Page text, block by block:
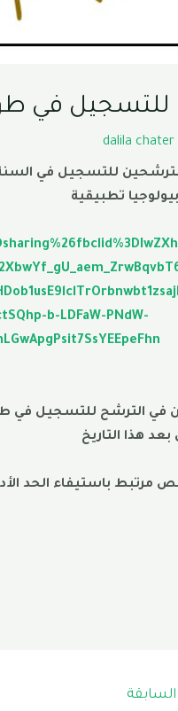
الماستر فئة 80% شعبة علم
dalila chater
للتسجيل في السنة
تطبيقية
b-LDFaW-PNdW-
هذا التاريخ
السابقة